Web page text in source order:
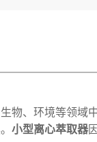
物、环境等领域
小型离心萃取器